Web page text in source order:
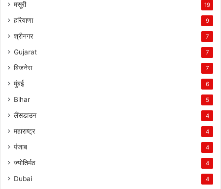
मसूरी 19
हरियाणा 9
श्रीनगर 7
Gujarat 7
बिजनेस 7
मुंबई 6
Bihar 5
लैंसडाउन 4
महाराष्ट्र 4
पंजाब 4
ज्योतिर्मठ 4
Dubai 4